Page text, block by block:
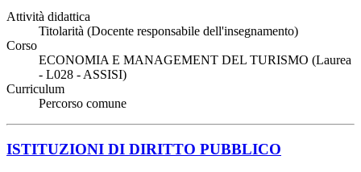
Attività didattica
Titolarità (Docente responsabile dell'insegnamento)
Corso
ECONOMIA E MANAGEMENT DEL TURISMO (Laurea
- L028 - ASSISI)
Curriculum
Percorso comune
ISTITUZIONI DI DIRITTO PUBBLICO